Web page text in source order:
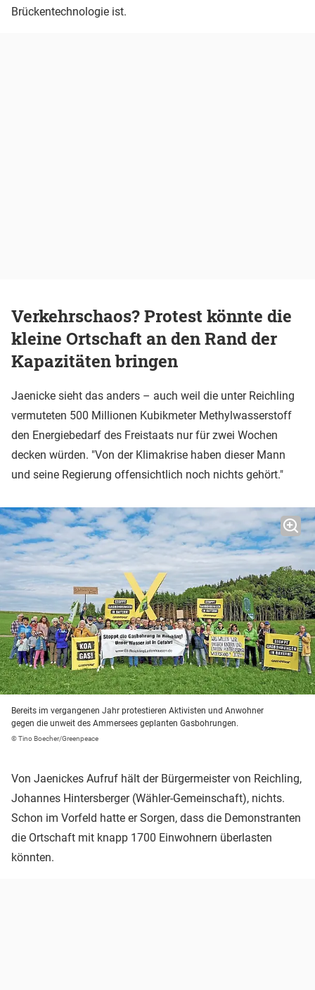
Brückentechnologie ist.
Verkehrschaos? Protest könnte die
kleine Ortschaft an den Rand der
Kapazitäten bringen
Jaenicke sieht das anders – auch weil die unter Reichling
vermuteten 500 Millionen Kubikmeter Methylwasserstoff
den Energiebedarf des Freistaats nur für zwei Wochen
decken würden. "Von der Klimakrise haben dieser Mann
und seine Regierung offensichtlich noch nichts gehört."
Bereits im vergangenen Jahr protestieren Aktivisten und Anwohner
gegen die unweit des Ammersees geplanten Gasbohrungen.
© Tino Boecher/Greenpeace
Von Jaenickes Aufruf hält der Bürgermeister von Reichling,
Johannes Hintersberger (Wähler-Gemeinschaft), nichts.
Schon im Vorfeld hatte er Sorgen, dass die Demonstranten
die Ortschaft mit knapp 1700 Einwohnern überlasten
könnten.